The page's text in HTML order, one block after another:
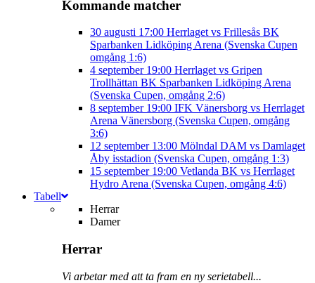
Kommande matcher
30 augusti 17:00 Herrlaget vs Frillesås BK
Sparbanken Lidköping Arena (Svenska Cupen
omgång 1:6)
4 september 19:00 Herrlaget vs Gripen
Trollhättan BK Sparbanken Lidköping Arena
(Svenska Cupen, omgång 2:6)
8 september 19:00 IFK Vänersborg vs Herrlaget
Arena Vänersborg (Svenska Cupen, omgång
3:6)
12 september 13:00 Mölndal DAM vs Damlaget
Åby isstadion (Svenska Cupen, omgång 1:3)
15 september 19:00 Vetlanda BK vs Herrlaget
Hydro Arena (Svenska Cupen, omgång 4:6)
Tabell
Herrar
Damer
Herrar
Vi arbetar med att ta fram en ny serietabell...